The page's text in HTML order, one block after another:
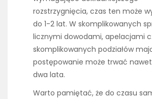
rozstrzygnięcia, czas ten może
do 1-2 lat. W skomplikowanych
licznymi dowodami, apelacjami
skomplikowanych podziałów
postępowanie może trwać nawet
dwa lata.
Warto pamiętać, że do czasu